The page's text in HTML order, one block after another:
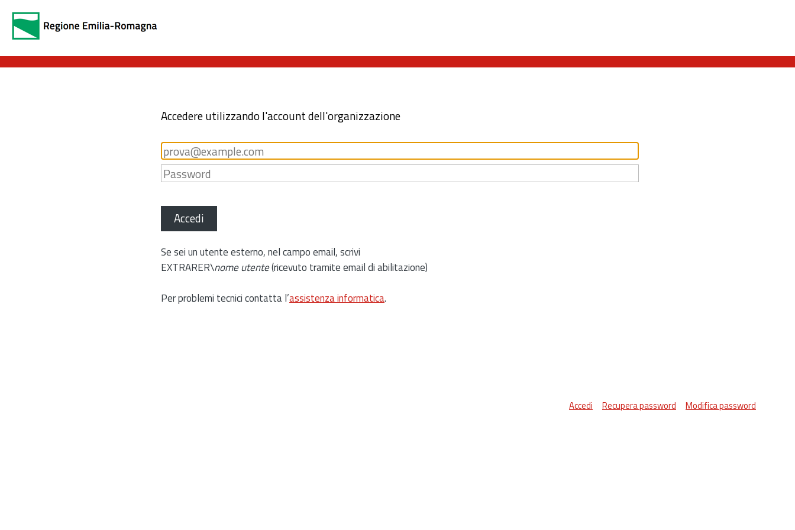
Accedere utilizzando l'account dell'organizzazione
Accedi
Se sei un utente esterno, nel campo email, scrivi
EXTRARER\nome utente(ricevuto tramite email di abilitazione)
Per problemi tecnici contatta l’assistenza informatica.
Accedi Recupera password Modifica password